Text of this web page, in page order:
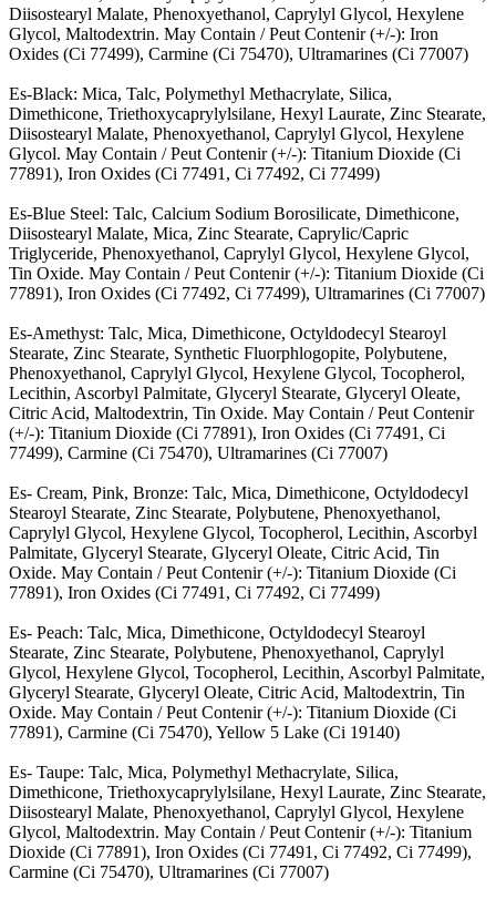
Diisostearyl Malate, Phenoxyethanol, Caprylyl Glycol, Hexylene
Glycol, Maltodextrin. May Contain / Peut Contenir (+/-): Iron
Oxides (Ci 77499), Carmine (Ci 75470), Ultramarines (Ci 77007)
Es-Black: Mica, Talc, Polymethyl Methacrylate, Silica,
Dimethicone, Triethoxycaprylylsilane, Hexyl Laurate, Zinc Stearate,
Diisostearyl Malate, Phenoxyethanol, Caprylyl Glycol, Hexylene
Glycol. May Contain / Peut Contenir (+/-): Titanium Dioxide (Ci
77891), Iron Oxides (Ci 77491, Ci 77492, Ci 77499)
Es-Blue Steel: Talc, Calcium Sodium Borosilicate, Dimethicone,
Diisostearyl Malate, Mica, Zinc Stearate, Caprylic/Capric
Triglyceride, Phenoxyethanol, Caprylyl Glycol, Hexylene Glycol,
Tin Oxide. May Contain / Peut Contenir (+/-): Titanium Dioxide (Ci
77891), Iron Oxides (Ci 77492, Ci 77499), Ultramarines (Ci 77007)
Es-Amethyst: Talc, Mica, Dimethicone, Octyldodecyl Stearoyl
Stearate, Zinc Stearate, Synthetic Fluorphlogopite, Polybutene,
Phenoxyethanol, Caprylyl Glycol, Hexylene Glycol, Tocopherol,
Lecithin, Ascorbyl Palmitate, Glyceryl Stearate, Glyceryl Oleate,
Citric Acid, Maltodextrin, Tin Oxide. May Contain / Peut Contenir
(+/-): Titanium Dioxide (Ci 77891), Iron Oxides (Ci 77491, Ci
77499), Carmine (Ci 75470), Ultramarines (Ci 77007)
Es- Cream, Pink, Bronze: Talc, Mica, Dimethicone, Octyldodecyl
Stearoyl Stearate, Zinc Stearate, Polybutene, Phenoxyethanol,
Caprylyl Glycol, Hexylene Glycol, Tocopherol, Lecithin, Ascorbyl
Palmitate, Glyceryl Stearate, Glyceryl Oleate, Citric Acid, Tin
Oxide. May Contain / Peut Contenir (+/-): Titanium Dioxide (Ci
77891), Iron Oxides (Ci 77491, Ci 77492, Ci 77499)
Es- Peach: Talc, Mica, Dimethicone, Octyldodecyl Stearoyl
Stearate, Zinc Stearate, Polybutene, Phenoxyethanol, Caprylyl
Glycol, Hexylene Glycol, Tocopherol, Lecithin, Ascorbyl Palmitate,
Glyceryl Stearate, Glyceryl Oleate, Citric Acid, Maltodextrin, Tin
Oxide. May Contain / Peut Contenir (+/-): Titanium Dioxide (Ci
77891), Carmine (Ci 75470), Yellow 5 Lake (Ci 19140)
Es- Taupe: Talc, Mica, Polymethyl Methacrylate, Silica,
Dimethicone, Triethoxycaprylylsilane, Hexyl Laurate, Zinc Stearate,
Diisostearyl Malate, Phenoxyethanol, Caprylyl Glycol, Hexylene
Glycol, Maltodextrin. May Contain / Peut Contenir (+/-): Titanium
Dioxide (Ci 77891), Iron Oxides (Ci 77491, Ci 77492, Ci 77499),
Carmine (Ci 75470), Ultramarines (Ci 77007)